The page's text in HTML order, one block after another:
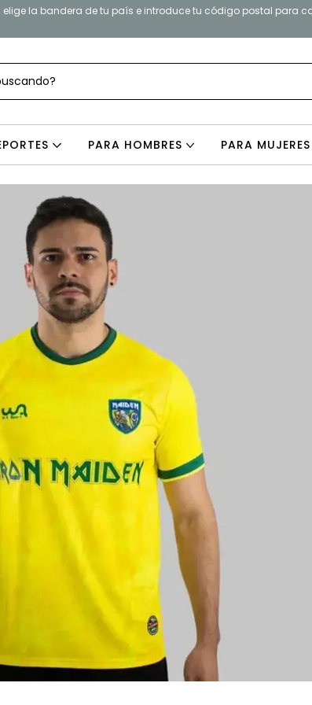
elige la bandera de tu país e introduce tu código postal para
PARA HOMBRES PARA